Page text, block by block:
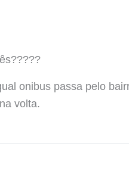
onibus passa pelo
volta.